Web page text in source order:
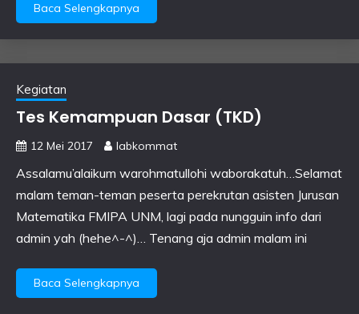
Baca Selengkapnya
Kegiatan
Tes Kemampuan Dasar (TKD)
12 Mei 2017 labkommat
Assalamu’alaikum warohmatullohi waborakatuh…Selamat
malam teman-teman peserta perekrutan asisten Jurusan
Matematika FMIPA UNM, lagi pada nungguin info dari
admin yah (hehe^-^)… Tenang aja admin malam ini
Baca Selengkapnya